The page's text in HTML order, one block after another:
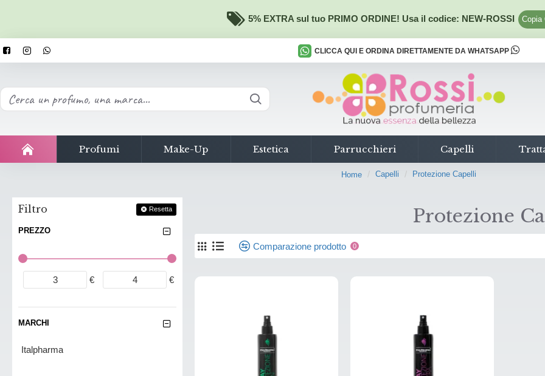
5% EXTRA sul tuo PRIMO ORDINE! Usa il codice: NEW-ROSSI Copia
CLICCA QUI E ORDINA DIRETTAMENTE DA WHATSAPP
Profumi Make-Up Estetica Parrucchieri Capelli
Home Capelli Protezione Capelli
Filtro Resetta
PREZZO
€ €
MARCHI
Italpharma
Protezione
Comparazione prodotto 0